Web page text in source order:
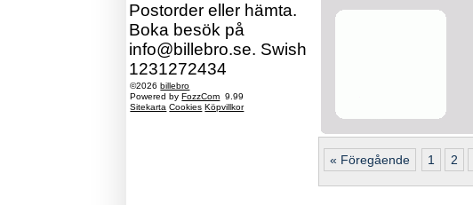
Postorder eller hämta.
Boka besök på
info@billebro.se. Swish
1231272434
©2026billebro
Powered byFozzCom 9.99
Sitekarta Cookies Köpvillkor
« Föregående 1 2